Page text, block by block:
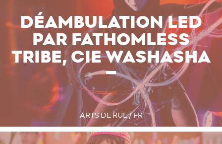
DÉAMBULATION LED
PAR FATHOMLESS
TRIBE, CIE WASHASHA
ARTS DE RUE / FR